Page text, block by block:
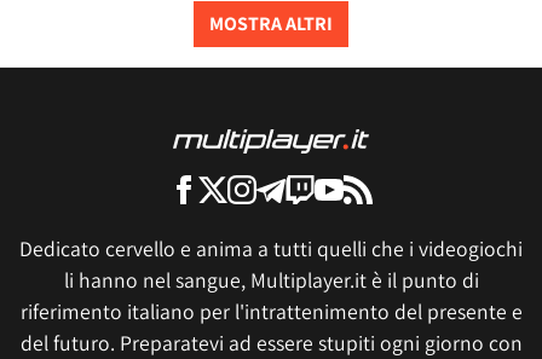
MOSTRA ALTRI
Dedicato cervello e anima a tutti quelli che i videogiochi
li hanno nel sangue, Multiplayer.it è il punto di
riferimento italiano per l'intrattenimento del presente e
del futuro. Preparatevi ad essere stupiti ogni giorno con